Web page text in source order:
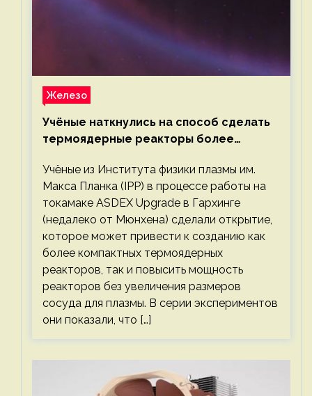
Железо
Учёные наткнулись на способ сделать
термоядерные реакторы более
Учёные из Института физики плазмы им.
Макса Планка (IPP) в процессе работы на
токамаке ASDEX Upgrade в Гархинге
(недалеко от Мюнхена) сделали открытие,
которое может привести к созданию как
более компактных термоядерных
реакторов, так и повысить мощность
реакторов без увеличения размеров
сосуда для плазмы. В серии экспериментов
они показали, что […]